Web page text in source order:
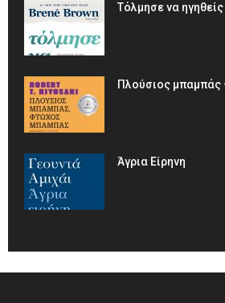
Τόλμησε να ηγηθείς
Πλούσιος
Άγρια Είρηνη